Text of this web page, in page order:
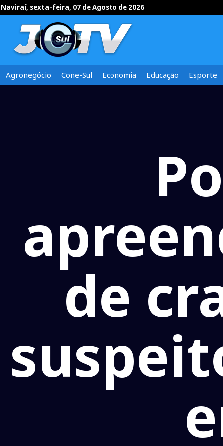
Naviraí, sexta-feira, 07 de Agosto de 2026
Agronegócio Cone-Sul Economia Educação Esporte
de